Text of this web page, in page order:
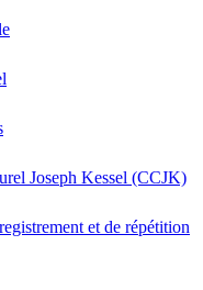
Joseph Kessel (CCJK)
et de répétition